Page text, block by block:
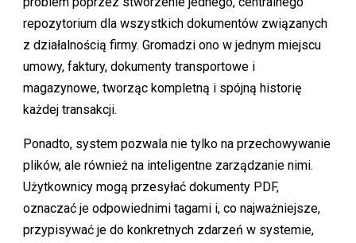
repozytorium dla wszystkich dokumentów związanych
z działalnością firmy. Gromadzi ono w jednym miejscu
umowy, faktury, dokumenty transportowe i
magazynowe, tworząc kompletną i spójną historię
każdej transakcji.
Ponadto, system pozwala nie tylko na przechowywanie
plików, ale również na inteligentne zarządzanie nimi.
Użytkownicy mogą przesyłać dokumenty PDF,
oznaczać je odpowiednimi tagami i, co najważniejsze,
przypisywać je do konkretnych zdarzeń w systemie,